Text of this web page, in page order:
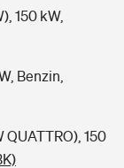
150 kW,
Benzin,
QUATTRO), 150